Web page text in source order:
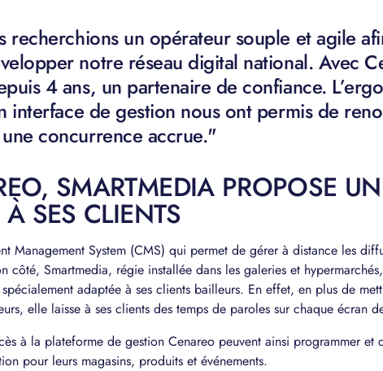
recherchions un opérateur souple et agile
notre réseau digital national. Avec
4 ans, un partenaire de confiance.
interface de gestion nous ont permis de
concurrence accrue."
SMARTMEDIA PROPOSE
À SES CLIENTS
Management System (CMS) qui permet de gérer à distance les
côté, Smartmedia, régie installée dans les galeries et
adaptée à ses clients bailleurs. En effet, en plus de
elle laisse à ses clients des temps de paroles sur chaque écran
à la plateforme de gestion Cenareo peuvent ainsi programmer et
pour leurs magasins, produits et événements.